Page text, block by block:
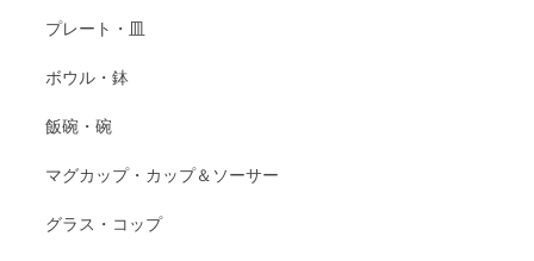
プレート・皿
ボウル・鉢
飯碗・碗
マグカップ・カップ＆ソーサー
グラス・コップ